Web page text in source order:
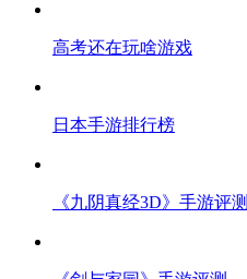
高考还在玩啥游戏
日本手游排行榜
《九阴真经3D》手游评测